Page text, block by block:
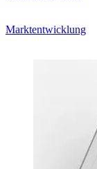
Marktentwicklung